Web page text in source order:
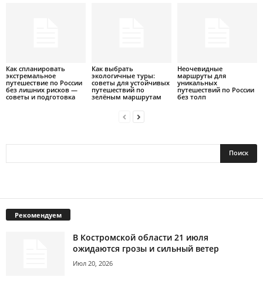
Как спланировать
экстремальное
путешествие по России
без лишних рисков —
советы и подготовка
Как выбрать
экологичные туры:
советы для устойчивых
путешествий по
зелёным маршрутам
Неочевидные
маршруты для
уникальных
путешествий по России
без толп
Рекомендуем
В Костромской области 21 июля
ожидаются грозы и сильный ветер
Июл 20, 2026